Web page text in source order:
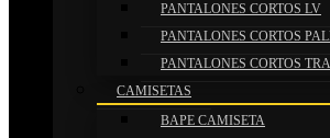
PANTALONES CORTOS LV
PANTALONES CORTOS
PANTALONES CORTOS
CAMISETAS
BAPE CAMISETA